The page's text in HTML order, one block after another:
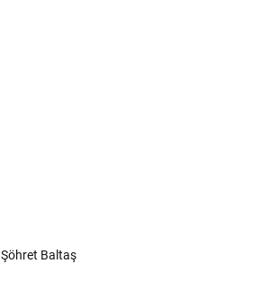
Şöhret Baltaş